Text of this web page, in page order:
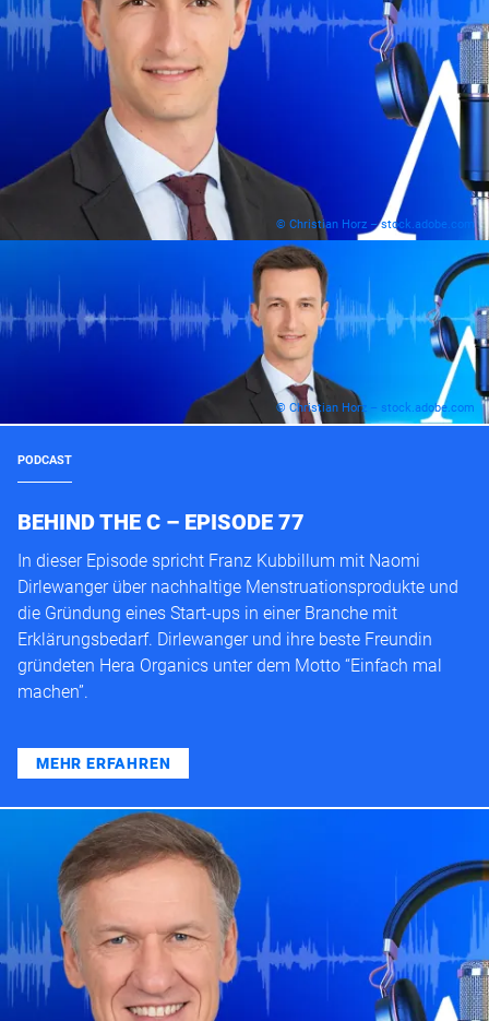
© Christian Horz – stock.adobe.com
© Christian Horz – stock.adobe.com
PODCAST
BEHIND THE C – EPISODE 77
In dieser Episode spricht Franz Kubbillum mit Naomi
Dirlewanger über nachhaltige Menstruationsprodukte und
die Gründung eines Start-ups in einer Branche mit
Erklärungsbedarf. Dirlewanger und ihre beste Freundin
gründeten Hera Organics unter dem Motto “Einfach mal
machen”.
MEHR ERFAHREN